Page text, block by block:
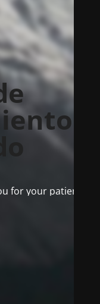
for your patience!